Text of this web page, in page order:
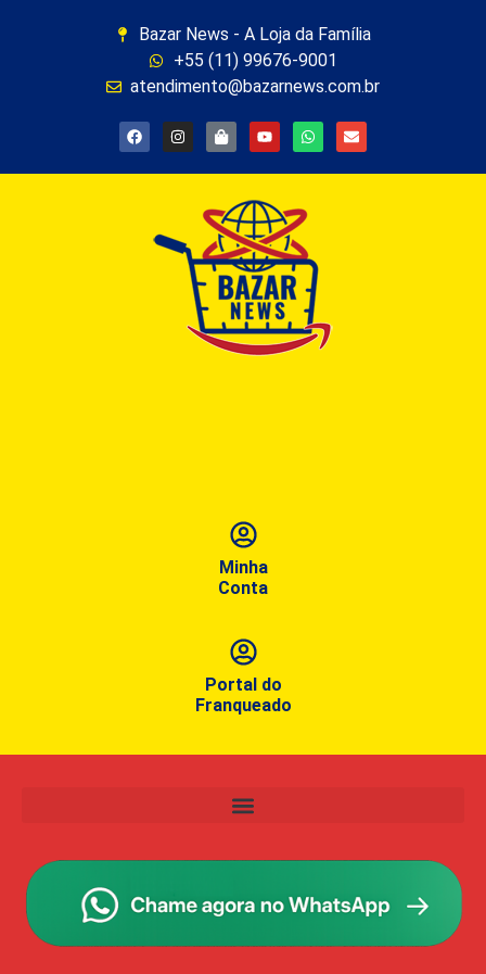
Bazar News - A Loja da Família
+55 (11) 99676-9001
atendimento@bazarnews.com.br
Minha
Conta
Portal do
Franqueado